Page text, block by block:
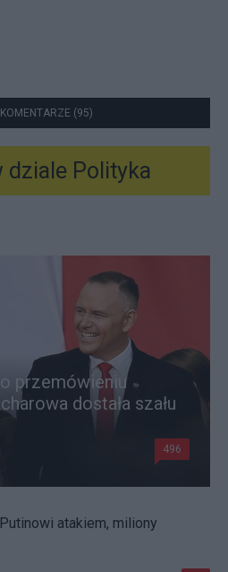
(95)
dziale Polityka
przemówieniu
dostała szału
496
atakiem, miliony